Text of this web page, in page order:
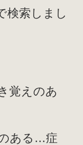
検索しまし
覚えのあ
ある…症